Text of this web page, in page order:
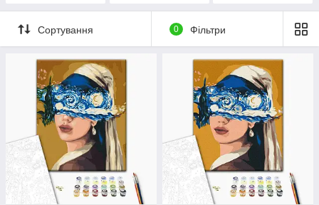
Сортування 0 Фільтри